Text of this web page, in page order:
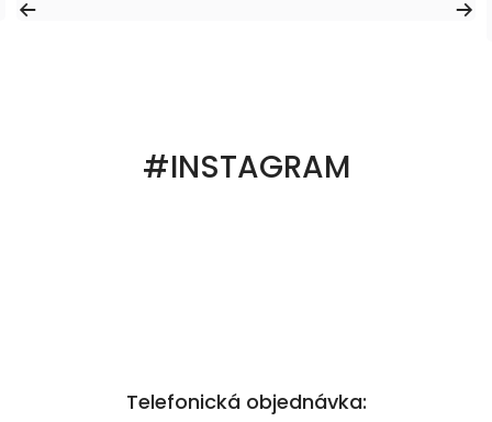
#INSTAGRAM
Telefonická objednávka: